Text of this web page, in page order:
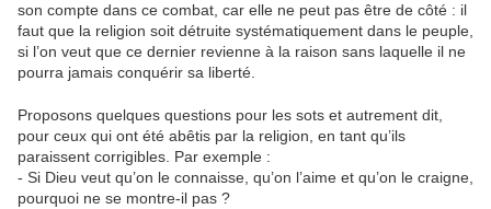
son compte dans ce combat, car elle ne peut pas être de côté : il
faut que la religion soit détruite systématiquement dans le peuple,
si l’on veut que ce dernier revienne à la raison sans laquelle il ne
pourra jamais conquérir sa liberté.
Proposons quelques questions pour les sots et autrement dit,
pour ceux qui ont été abêtis par la religion, en tant qu’ils
paraissent corrigibles. Par exemple :
- Si Dieu veut qu’on le connaisse, qu’on l’aime et qu’on le craigne,
pourquoi ne se montre-il pas ?